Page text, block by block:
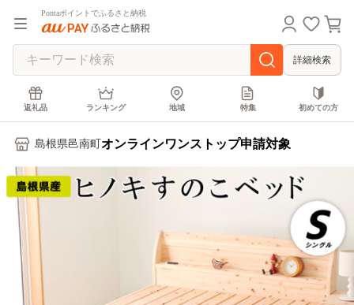
Pontaポイントでふるさと納税
詳細検索
返礼品 ランキング 地域 特集 初めての方
島根県邑南町 オンラインワンストップ申請対象